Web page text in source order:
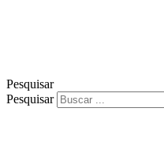
Pesquisar
Pesquisar